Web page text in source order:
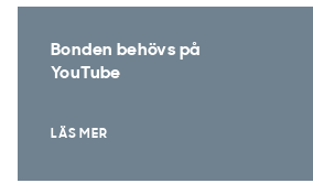
Bonden behövs på
YouTube
LÄS MER